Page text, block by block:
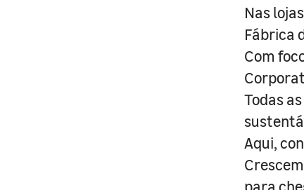
Nas
Fábrica
Com
Todas
Aqui,
para